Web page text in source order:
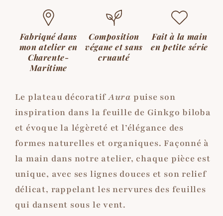
Jesmonite Jesmonite
Fabriqué dans
mon atelier en
Charente-
Maritime
Composition
végane et sans
cruauté
Fait à la main
en petite série
Le plateau décoratifAura puise son
inspiration dans la feuille de Ginkgo biloba
et évoque la légèreté et l’élégance des
formes naturelles et organiques. Façonné à
la main dans notre atelier, chaque pièce est
unique, avec ses lignes douces et son relief
délicat, rappelant les nervures des feuilles
qui dansent sous le vent.